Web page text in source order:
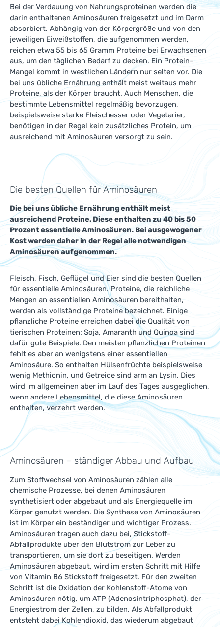
Bei der Verdauung von Nahrungsproteinen werden die
darin enthaltenen Aminosäuren freigesetzt und im Darm
absorbiert. Abhängig von der Körpergröße und von den
jeweiligen Eiweißstoffen, die aufgenommen werden,
reichen etwa 55 bis 65 Gramm Proteine bei Erwachsenen
aus, um den täglichen Bedarf zu decken. Ein Protein-
Mangel kommt in westlichen Ländern nur selten vor. Die
bei uns übliche Ernährung enthält meist weitaus mehr
Proteine, als der Körper braucht. Auch Menschen, die
bestimmte Lebensmittel regelmäßig bevorzugen,
beispielsweise starke Fleischesser oder Vegetarier,
benötigen in der Regel kein zusätzliches Protein, um
ausreichend mit Aminosäuren versorgt zu sein.
Die besten Quellen für Aminosäuren
Die bei uns übliche Ernährung enthält meist
ausreichend Proteine. Diese enthalten zu 40 bis 50
Prozent essentielle Aminosäuren. Bei ausgewogener
Kost werden daher in der Regel alle notwendigen
Aminosäuren aufgenommen.
Fleisch, Fisch, Geflügel und Eier sind die besten Quellen
für essentielle Aminosäuren. Proteine, die reichliche
Mengen an essentiellen Aminosäuren bereithalten,
werden als vollständige Proteine bezeichnet. Einige
pflanzliche Proteine erreichen dabei die Qualität von
tierischen Proteinen: Soja, Amaranth und Quinoa sind
dafür gute Beispiele. Den meisten pflanzlichen Proteinen
fehlt es aber an wenigstens einer essentiellen
Aminosäure. So enthalten Hülsenfrüchte beispielsweise
wenig Methionin, und Getreide sind arm an Lysin. Dies
wird im allgemeinen aber im Lauf des Tages ausgeglichen,
wenn andere Lebensmittel, die diese Aminosäuren
enthalten, verzehrt werden.
Aminosäuren – ständiger Abbau und Aufbau
Zum Stoffwechsel von Aminosäuren zählen alle
chemische Prozesse, bei denen Aminosäuren
synthetisiert oder abgebaut und als Energiequelle im
Körper genutzt werden. Die Synthese von Aminosäuren
ist im Körper ein beständiger und wichtiger Prozess.
Aminosäuren tragen auch dazu bei, Stickstoff-
Abfallprodukte über den Blutstrom zur Leber zu
transportieren, um sie dort zu beseitigen. Werden
Aminosäuren abgebaut, wird im ersten Schritt mit Hilfe
von Vitamin B6 Stickstoff freigesetzt. Für den zweiten
Schritt ist die Oxidation der Kohlenstoff-Atome von
Aminosäuren nötig, um ATP (Adenosintriphosphat), der
Energiestrom der Zellen, zu bilden. Als Abfallprodukt
entsteht dabei Kohlendioxid, das wiederum abgebaut